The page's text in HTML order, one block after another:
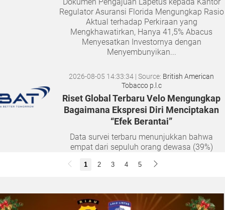
Regulator Asuransi Florida Mengungkap Rasio
Aktual terhadap Perkiraan yang
Mengkhawatirkan, Hanya 41,5% Abacus
Menyesatkan Investornya dengan
Menyembunyikan...
2026-08-05 14:33:34 | Source: British American
Tobacco p.l.c
Riset Global Terbaru Velo Mengungkap
Bagaimana Ekspresi Diri Menciptakan
“Efek Berantai”
Data survei terbaru menunjukkan bahwa
empat dari sepuluh orang dewasa (39%)
yang tulus seiring bertambahnya usia. Namun,
1 2 3 4 5